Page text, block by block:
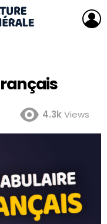
4.3kViews